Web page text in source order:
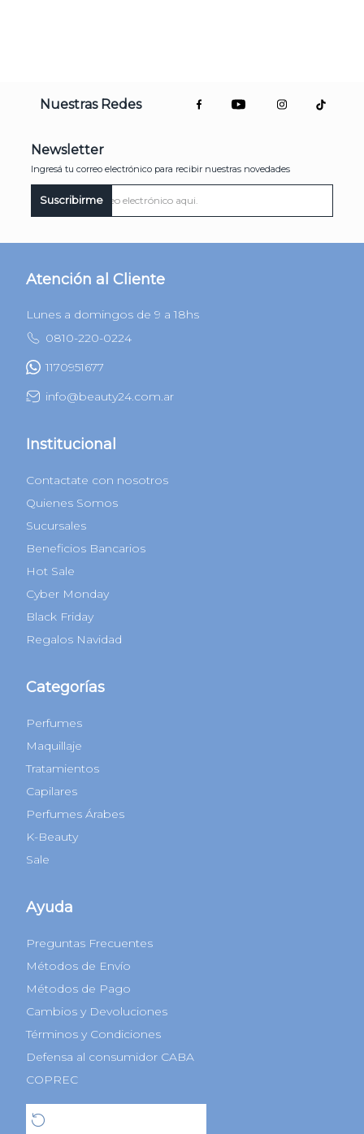
Nuestras Redes
Newsletter
Ingresá tu correo electrónico para recibir nuestras novedades
Suscribirme
Atención al Cliente
Lunes a domingos de 9 a 18hs
0810-220-0224
1170951677
info@beauty24.com.ar
Institucional
Contactate con nosotros
Quienes Somos
Sucursales
Beneficios Bancarios
Hot Sale
Cyber Monday
Black Friday
Regalos Navidad
Categorías
Perfumes
Maquillaje
Tratamientos
Capilares
Perfumes Árabes
K-Beauty
Sale
Ayuda
Preguntas Frecuentes
Métodos de Envío
Métodos de Pago
Cambios y Devoluciones
Términos y Condiciones
Defensa al consumidor CABA
COPREC